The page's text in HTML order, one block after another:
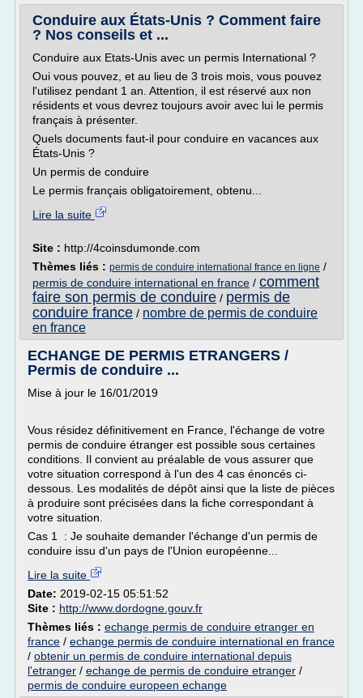
Conduire aux États-Unis ? Comment faire
? Nos conseils et ...
Conduire aux Etats-Unis avec un permis International ?
Oui vous pouvez, et au lieu de 3 trois mois, vous pouvez
l'utilisez pendant 1 an. Attention, il est réservé aux non
résidents et vous devrez toujours avoir avec lui le permis
français à présenter.
Quels documents faut-il pour conduire en vacances aux
États-Unis ?
Un permis de conduire
Le permis français obligatoirement, obtenu...
Lire la suite
Site : http://4coinsdumonde.com
Thèmes liés : permis de conduire international france en ligne /
permis de conduire international en france / comment
faire son permis de conduire / permis de
conduire france / nombre de permis de conduire
en france
ECHANGE DE PERMIS ETRANGERS /
Permis de conduire ...
Mise à jour le 16/01/2019
Vous résidez définitivement en France, l'échange de votre
permis de conduire étranger est possible sous certaines
conditions. Il convient au préalable de vous assurer que
votre situation correspond à l'un des 4 cas énoncés ci-
dessous. Les modalités de dépôt ainsi que la liste de pièces
à produire sont précisées dans la fiche correspondant à
votre situation.
Cas 1 : Je souhaite demander l'échange d'un permis de
conduire issu d'un pays de l'Union européenne...
Lire la suite
Date: 2019-02-15 05:51:52
Site : http://www.dordogne.gouv.fr
Thèmes liés : echange permis de conduire etranger en
france / echange permis de conduire international en france
/ obtenir un permis de conduire international depuis
l'etranger / echange de permis de conduire etranger /
permis de conduire europeen echange